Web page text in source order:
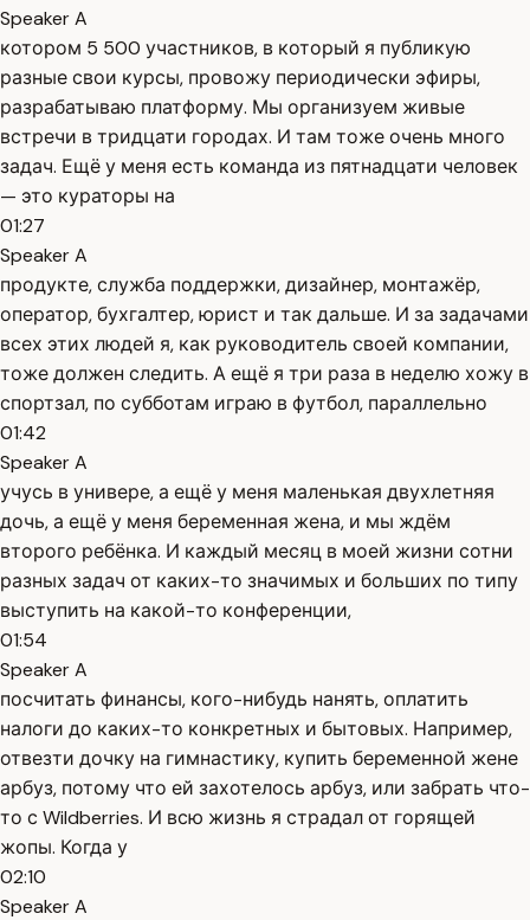
Speaker A
котором 5 500 участников, в который я публикую
разные свои курсы, провожу периодически эфиры,
разрабатываю платформу. Мы организуем живые
встречи в тридцати городах. И там тоже очень много
задач. Ещё у меня есть команда из пятнадцати человек
— это кураторы на
01:27
Speaker A
продукте, служба поддержки, дизайнер, монтажёр,
оператор, бухгалтер, юрист и так дальше. И за задачами
всех этих людей я, как руководитель своей компании,
тоже должен следить. А ещё я три раза в неделю хожу в
спортзал, по субботам играю в футбол, параллельно
01:42
Speaker A
учусь в универе, а ещё у меня маленькая двухлетняя
дочь, а ещё у меня беременная жена, и мы ждём
второго ребёнка. И каждый месяц в моей жизни сотни
разных задач от каких-то значимых и больших по типу
выступить на какой-то конференции,
01:54
Speaker A
посчитать финансы, кого-нибудь нанять, оплатить
налоги до каких-то конкретных и бытовых. Например,
отвезти дочку на гимнастику, купить беременной жене
арбуз, потому что ей захотелось арбуз, или забрать что-
то с Wildberries. И всю жизнь я страдал от горящей
жопы. Когда у
02:10
Speaker A